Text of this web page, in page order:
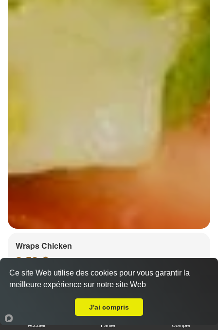
Wraps Chicken
8.50 €
Accueil Panier Compte
Ce site Web utilise des cookies pour vous garantir la
meilleure expérience sur notre site Web
J'ai compris